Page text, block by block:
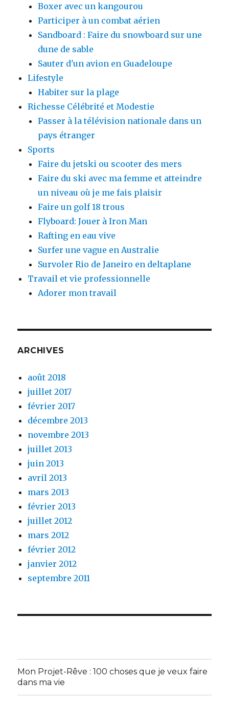
Boxer avec un kangourou
Participer à un combat aérien
Sandboard : Faire du snowboard sur une
dune de sable
Sauter d'un avion en Guadeloupe
Lifestyle
Habiter sur la plage
Richesse Célébrité et Modestie
Passer à la télévision nationale dans un
pays étranger
Sports
Faire du jetski ou scooter des mers
Faire du ski avec ma femme et atteindre
un niveau où je me fais plaisir
Faire un golf 18 trous
Flyboard: Jouer à Iron Man
Rafting en eau vive
Surfer une vague en Australie
Survoler Rio de Janeiro en deltaplane
Travail et vie professionnelle
Adorer mon travail
ARCHIVES
août 2018
juillet 2017
février 2017
décembre 2013
novembre 2013
juillet 2013
juin 2013
avril 2013
mars 2013
février 2013
juillet 2012
mars 2012
février 2012
janvier 2012
septembre 2011
Mon Projet-Rêve : 100 choses que je veux faire
dans ma vie